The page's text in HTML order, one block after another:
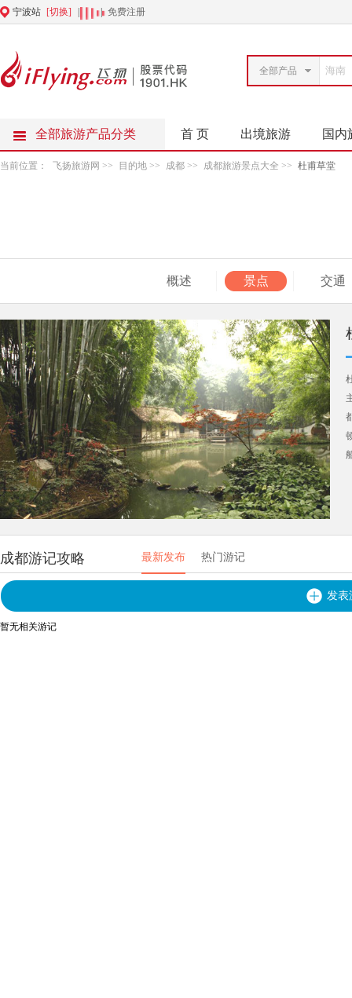
宁波站 [切换] 免费注册
全部产品
全部旅游产品分类 首 页 出境旅游 国内
当前位置： 飞扬旅游网 >> 目的地 >> 成都 >> 成都旅游景点大全 >> 杜甫草堂
概述 景点 交通
成都游记攻略 最新发布 热门游记
发表
暂无相关游记